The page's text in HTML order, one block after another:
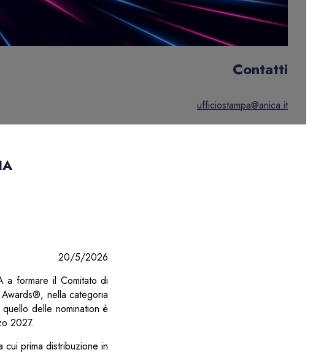
Contatti
ufficiostampa@anica.it
20/5/2026
a formare il Comitato di
nella categoria
delle nomination è
2027.
prima distribuzione in